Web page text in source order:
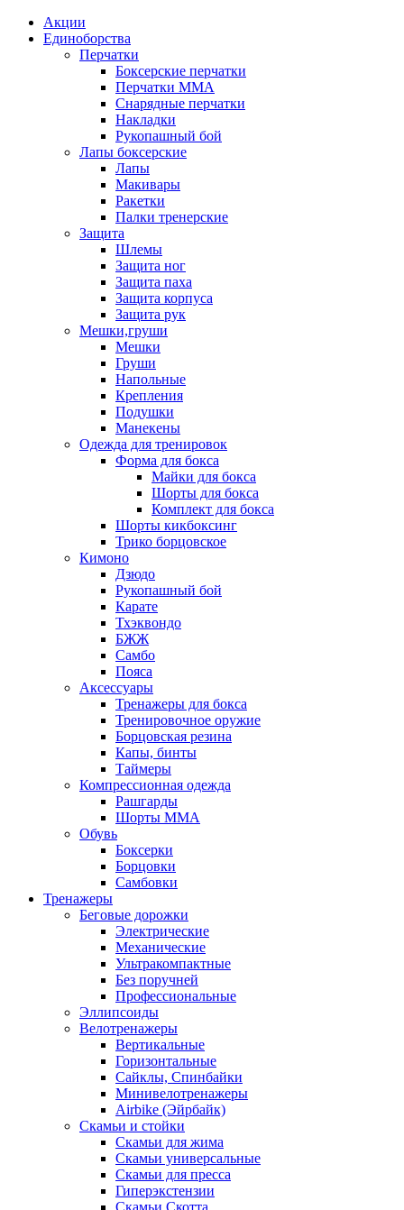
Акции
Единоборства
Перчатки
Боксерские перчатки
Перчатки ММА
Снарядные перчатки
Накладки
Рукопашный бой
Лапы боксерские
Лапы
Макивары
Ракетки
Палки тренерские
Защита
Шлемы
Защита ног
Защита паха
Защита корпуса
Защита рук
Мешки,груши
Мешки
Груши
Напольные
Крепления
Подушки
Манекены
Одежда для тренировок
Форма для бокса
Майки для бокса
Шорты для бокса
Комплект для бокса
Шорты кикбоксинг
Трико борцовское
Кимоно
Дзюдо
Рукопашный бой
Карате
Тхэквондо
БЖЖ
Самбо
Пояса
Аксессуары
Тренажеры для бокса
Тренировочное оружие
Борцовская резина
Капы, бинты
Таймеры
Компрессионная одежда
Рашгарды
Шорты MMA
Обувь
Боксерки
Борцовки
Самбовки
Тренажеры
Беговые дорожки
Электрические
Механические
Ультракомпактные
Без поручней
Профессиональные
Эллипсоиды
Велотренажеры
Вертикальные
Горизонтальные
Сайклы, Спинбайки
Минивелотренажеры
Airbike (Эйрбайк)
Скамьи и стойки
Скамьи для жима
Скамьи универсальные
Скамьи для пресса
Гиперэкстензии
Скамьи Скотта